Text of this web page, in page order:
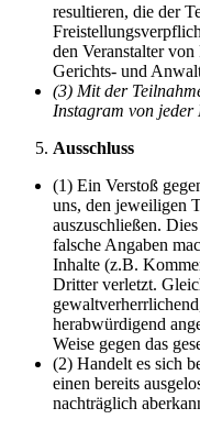
resultieren, die der
den Veranstalter
Gerichts- und
(3) Mit der
Instagram von jeder
Ausschluss
(1) Ein Verstoß
uns, den jeweiligen
auszuschließen.
falsche Angaben
Inhalte (z.B.
Dritter verletzt.
herabwürdigend
Weise gegen das
(2) Handelt es sich
einen bereits
nachträglich